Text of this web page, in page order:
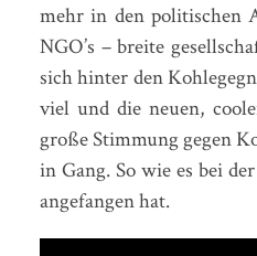
mehr in den politischen
NGO’s – breite
sich hinter den
viel und die neuen,
große Stimmung gegen
in Gang. So wie es bei
angefangen hat.